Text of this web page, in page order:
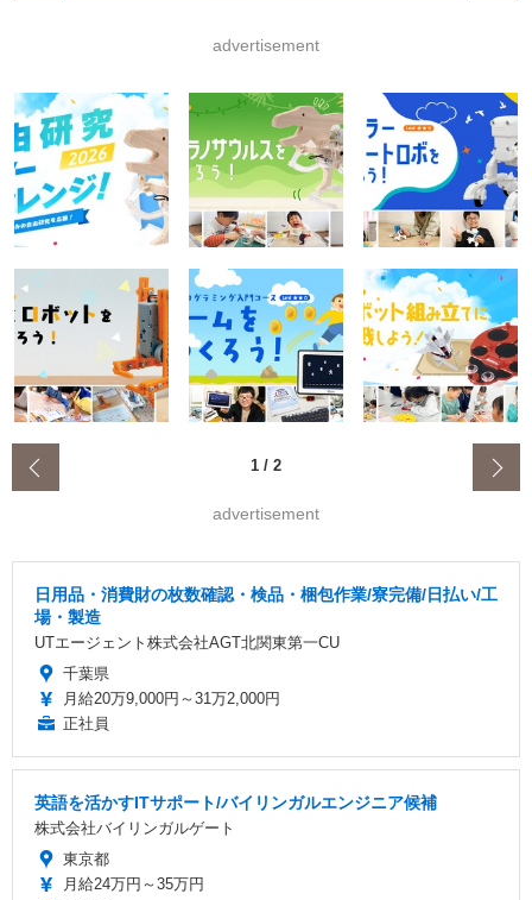
advertisement
1 / 2
advertisement
日用品・消費財の枚数確認・検品・梱包作業/寮完備/日払い/工
場・製造
UTエージェント株式会社AGT北関東第一CU
千葉県
月給20万9,000円～31万2,000円
正社員
英語を活かすITサポート/バイリンガルエンジニア候補
株式会社バイリンガルゲート
東京都
月給24万円～35万円